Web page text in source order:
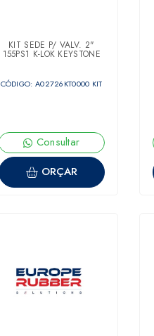
KIT SEDE P/ VALV. 2"
155PS1 K-LOK KEYSTONE
CÓDIGO: A02726KT0000 KIT
Consultar
ORÇAR